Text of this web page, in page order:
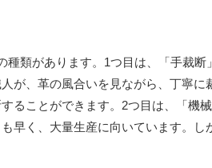
類があります。1つ目は、「手裁断
が、革の風合いを見ながら、丁寧に
ることができます。2つ目は、「機
早く、大量生産に向いています。し